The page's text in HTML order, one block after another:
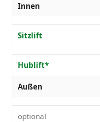
Innen
Sitzlift
Hublift*
Außen
optional